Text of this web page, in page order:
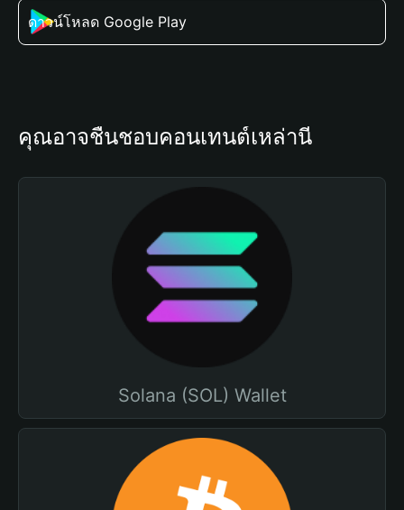
ดาวน์โหลด Google Play
คุณอาจชื่นชอบคอนเทนต์เหล่านี้
Solana (SOL) Wallet